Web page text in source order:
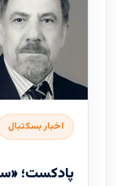
اخبار بسکتبال
پادکست؛